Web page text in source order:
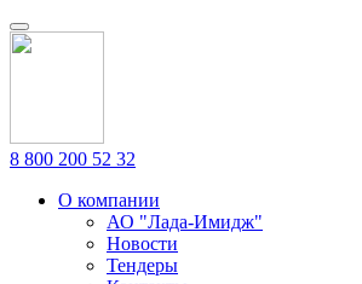
8 800 200 52 32
О компании
АО "Лада-Имидж"
Новости
Тендеры